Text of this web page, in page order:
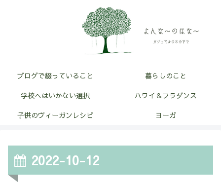
ブログで綴っていること
暮らしのこと
学校へはいかない選択
ハワイ＆フラダンス
子供のヴィーガンレシピ
ヨーガ
2022-10-12